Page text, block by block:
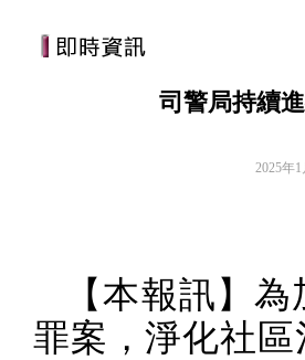
司警局持續
2025年1
【本報訊】
罪案，淨化社